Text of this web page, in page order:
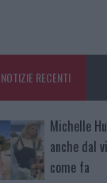
NOTIZIE RECENTI
Michelle
anche dal
come fa